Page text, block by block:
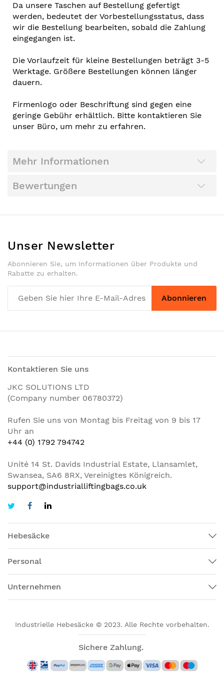
Da unsere Taschen auf Bestellung gefertigt
werden, bedeutet der Vorbestellungsstatus, dass
wir die Bestellung bearbeiten, sobald die Zahlung
eingegangen ist.
Die Vorlaufzeit für kleine Bestellungen beträgt 3-5
Werktage. Größere Bestellungen können länger
dauern.
Firmenlogo oder Beschriftung sind gegen eine
geringe Gebühr erhältlich. Bitte kontaktieren Sie
unser Büro, um mehr zu erfahren.
Mehr Informationen
Bewertungen
Unser Newsletter
Abonnieren Sie, um Informationen über Produkte und
Rabatte zu erhalten.
Abonnieren
Kontaktieren Sie uns
JKC SOLUTIONS LTD
(Company number 06780372)
Rufen Sie uns von Montag bis Freitag von 9 bis 17
Uhr an
+44 (0) 1792 794742
Unité 14 St. Davids Industrial Estate, Llansamlet,
Swansea, SA6 8RX, Vereinigtes Königreich.
support@industrialliftingbags.co.uk
Hebesäcke
Personal
Unternehmen
Industrielle Hebesäcke © 2023. Alle Rechte vorbehalten.
Sichere Zahlung.